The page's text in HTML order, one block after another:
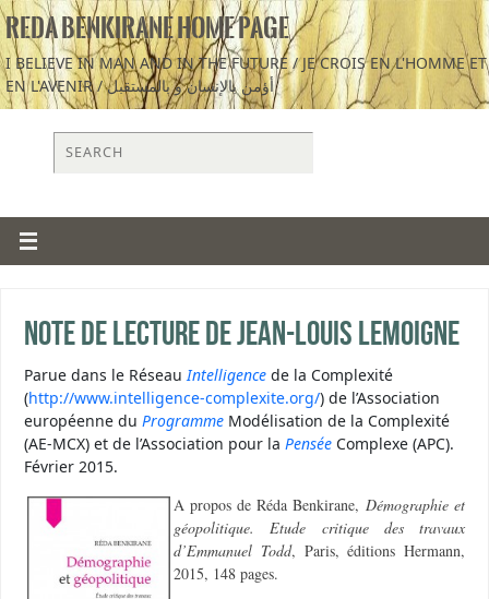
REDA BENKIRANE HOME PAGE
I BELIEVE IN MAN AND IN THE FUTURE / JE CROIS EN L'HOMME ET
EN L'AVENIR / أؤمن بالإنسان و بالمستقبل
Note de lecture de Jean-Louis Lemoigne
Parue dans le Réseau Intelligence de la Complexité
(http://www.intelligence-complexite.org/) de l’Association
européenne du Programme Modélisation de la Complexité
(AE-MCX) et de l’Association pour la Pensée Complexe (APC).
Février 2015.
A propos de Réda Benkirane, Démographie et
géopolitique. Etude critique des travaux
d’Emmanuel Todd, Paris, éditions Hermann,
2015, 148 pages.